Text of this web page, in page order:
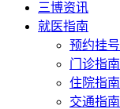
三博资讯
就医指南
预约挂号
门诊指南
住院指南
交通指南